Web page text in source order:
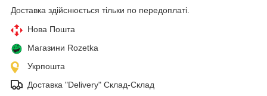
Доставка здійснюється тільки по передоплаті.
Нова Пошта
Магазини Rozetka
Укрпошта
Доставка "Delivery" Склад-Склад